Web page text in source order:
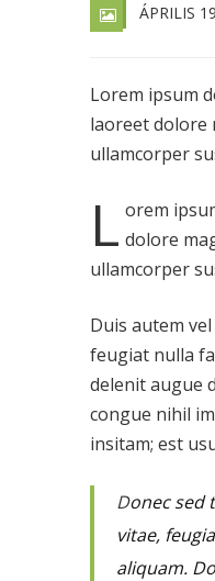
ÁPRILIS
Lorem ipsum
laoreet dolore
ullamcorper
L orem
dolore
ullamcorper
Duis autem
feugiat nulla
delenit augue
congue nihil
insitam; est
Donec sed
vitae,
aliquam.